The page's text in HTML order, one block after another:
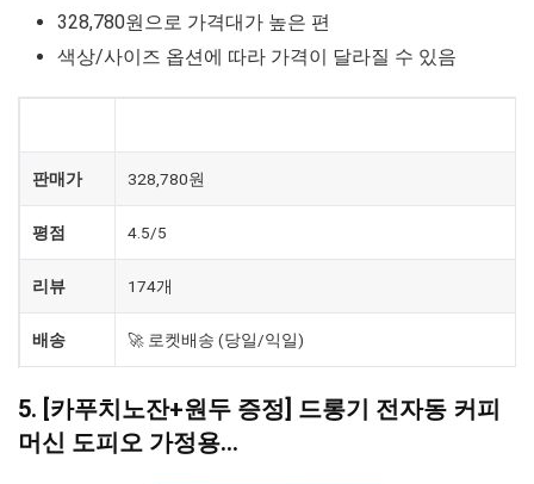
328,780원으로 가격대가 높은 편
색상/사이즈 옵션에 따라 가격이 달라질 수 있음
판매가 328,780원
평점 4.5/5
리뷰 174개
배송 🚀 로켓배송 (당일/익일)
5. [카푸치노잔+원두 증정] 드롱기 전자동 커피
머신 도피오 가정용…